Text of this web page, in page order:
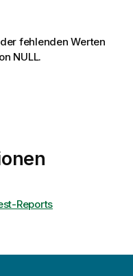
fehlenden Werten
NULL.
Reports